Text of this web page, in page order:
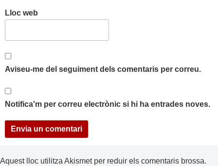
Lloc web
Aviseu-me del seguiment dels comentaris per correu.
Notifica'm per correu electrònic si hi ha entrades noves.
Aquest lloc utilitza Akismet per reduir els comentaris brossa.